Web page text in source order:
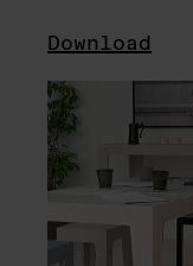
Download